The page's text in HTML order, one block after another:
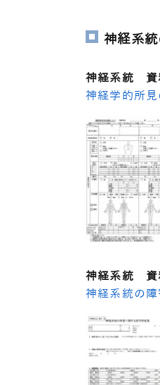
神経系
神経系統
神経学的所
神経系統
神経系統の